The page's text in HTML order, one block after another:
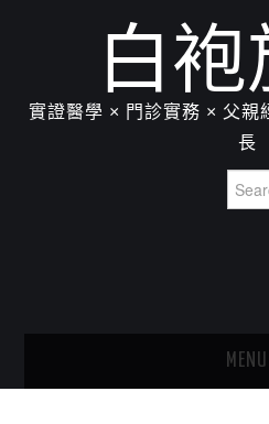
白袍
實證醫學 × 門診實務 × 父親
長
for:
MENU